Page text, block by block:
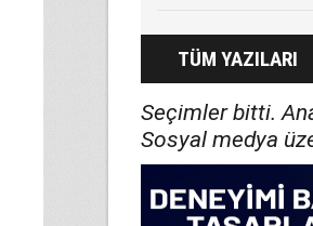
TÜM YAZILARI
Seçimler bitti.
Sosyal medya